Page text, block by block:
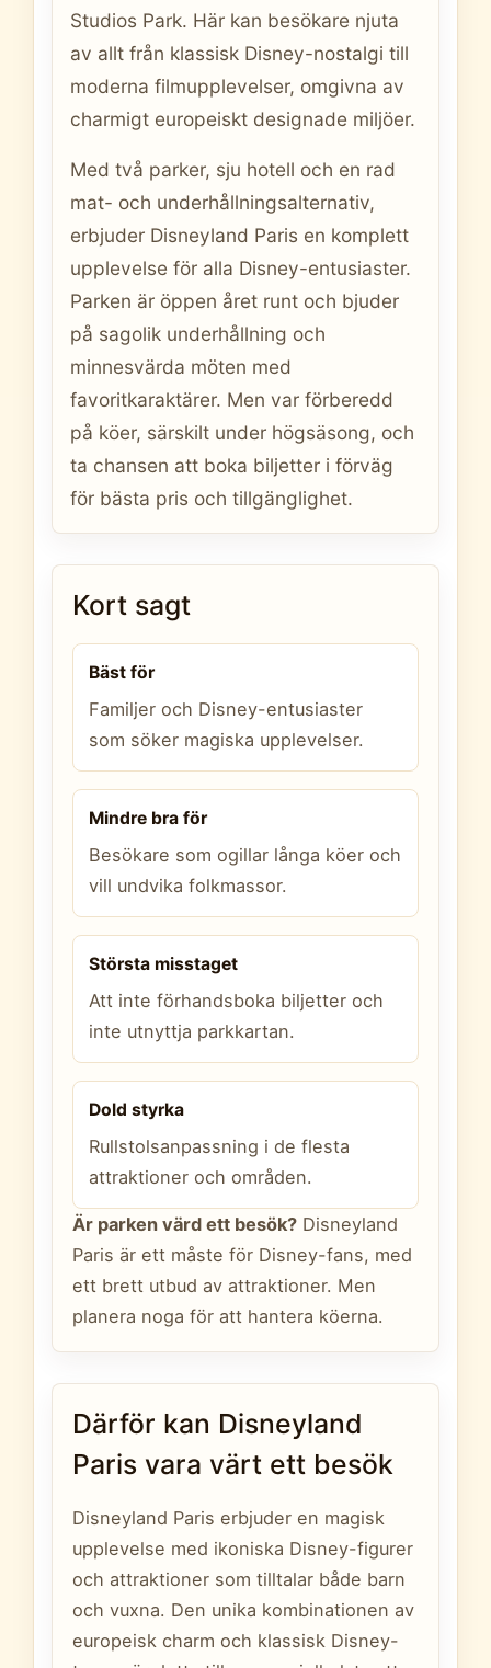
Studios Park. Här kan besökare njuta
av allt från klassisk Disney-nostalgi till
moderna filmupplevelser, omgivna av
charmigt europeiskt designade miljöer.
Med två parker, sju hotell och en rad
mat- och underhållningsalternativ,
erbjuder Disneyland Paris en komplett
upplevelse för alla Disney-entusiaster.
Parken är öppen året runt och bjuder
på sagolik underhållning och
minnesvärda möten med
favoritkaraktärer. Men var förberedd
på köer, särskilt under högsäsong, och
ta chansen att boka biljetter i förväg
för bästa pris och tillgänglighet.
Kort sagt
Bäst för
Familjer och Disney-entusiaster
som söker magiska upplevelser.
Mindre bra för
Besökare som ogillar långa köer och
vill undvika folkmassor.
Största misstaget
Att inte förhandsboka biljetter och
inte utnyttja parkkartan.
Dold styrka
Rullstolsanpassning i de flesta
attraktioner och områden.
Är parken värd ett besök?Disneyland
Paris är ett måste för Disney-fans, med
ett brett utbud av attraktioner. Men
planera noga för att hantera köerna.
Därför kan Disneyland
Paris vara värt ett besök
Disneyland Paris erbjuder en magisk
upplevelse med ikoniska Disney-figurer
och attraktioner som tilltalar både barn
och vuxna. Den unika kombinationen av
europeisk charm och klassisk Disney-